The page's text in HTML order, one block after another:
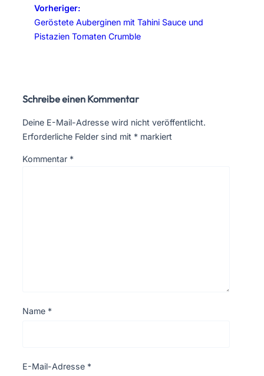
Vorheriger:
Geröstete Auberginen mit Tahini Sauce und
Pistazien Tomaten Crumble
Schreibe einen Kommentar
Deine E-Mail-Adresse wird nicht veröffentlicht.
Erforderliche Felder sind mit * markiert
Kommentar *
Name *
E-Mail-Adresse *